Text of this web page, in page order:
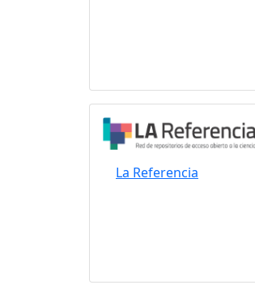
La Referencia